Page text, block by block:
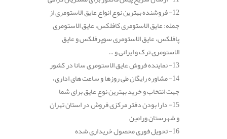
12- فروشنده بهترین نوع انواع عایق الاستومری از
جمله: عایق الاستومری کافلکس، عایق الاستومری
پافلکس، عایق الاستومری سوپرفلکس و عایق
الاستومری ترک و ایرانی و …
13- نماینده فروش عایق الاستومری سانا در کشور
14- مشاوره رایگان طی روزها و ساعت های اداری،
جهت انتخاب و خرید بهترین نوع عایق برای شما
15- دارا بودن دفتر مرکزی فروش در استان تهران
و شهرستان ورامین
16- تحویل فوری محصول خریداری شده